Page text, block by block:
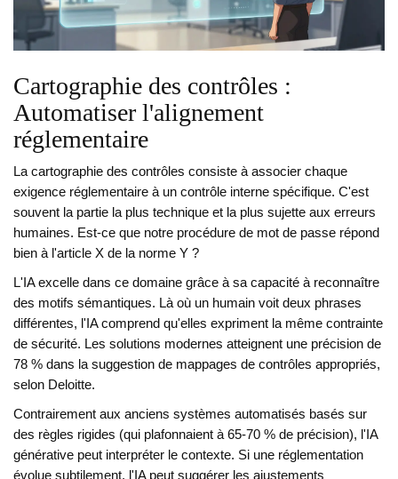
Cartographie des contrôles :
Automatiser l'alignement
réglementaire
La cartographie des contrôles consiste à associer chaque
exigence réglementaire à un contrôle interne spécifique. C'est
souvent la partie la plus technique et la plus sujette aux erreurs
humaines. Est-ce que notre procédure de mot de passe répond
bien à l'article X de la norme Y ?
L'IA excelle dans ce domaine grâce à sa capacité à reconnaître
des motifs sémantiques. Là où un humain voit deux phrases
différentes, l'IA comprend qu'elles expriment la même contrainte
de sécurité. Les solutions modernes atteignent une précision de
78 % dans la suggestion de mappages de contrôles appropriés,
selon Deloitte.
Contrairement aux anciens systèmes automatisés basés sur
des règles rigides (qui plafonnaient à 65-70 % de précision), l'IA
générative peut interpréter le contexte. Si une réglementation
évolue subtilement, l'IA peut suggérer les ajustements